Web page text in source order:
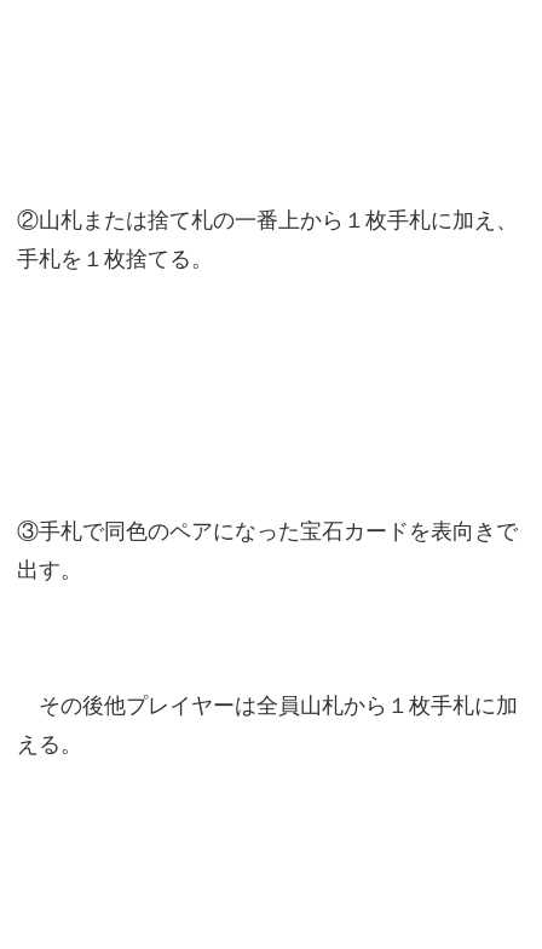
②山札または捨て札の一番上から１枚手札に加え、
手札を１枚捨てる。
③手札で同色のペアになった宝石カードを表向きで
出す。
その後他プレイヤーは全員山札から１枚手札に加
える。